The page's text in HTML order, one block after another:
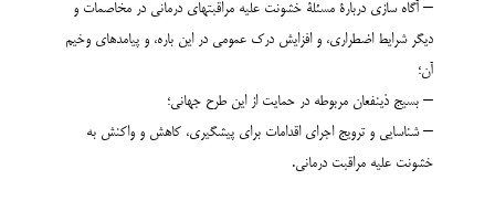
– آگاه سازی دربارۀ مسئلۀ خشونت علیه مراقبتهای درمانی در مخاصمات و
دیگر شرایط اضطراری، و افزایش درک عمومی در این باره، و پیامدهای وخیم
آن؛
– بسیج ذینفعان مربوطه در حمایت از این طرح جهانی؛
– شناسایی و ترویج اجرای اقدامات برای پیشگیری، کاهش و واکنش به
خشونت علیه مراقبت درمانی.